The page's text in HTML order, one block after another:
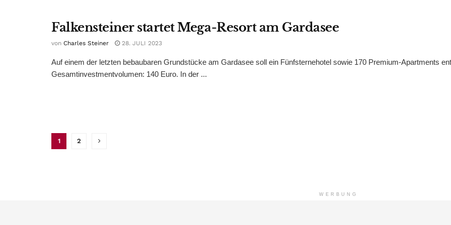
Falkensteiner startet Mega-Resort am Gardasee
von Charles Steiner 28. JULI 2023
Auf einem der letzten bebaubaren Grundstücke am Gardasee soll ein Fünfsternehotel sowie 170 Premium-Apartments
Gesamtinvestmentvolumen: 140 Euro. In der ...
1 2
WERBUNG